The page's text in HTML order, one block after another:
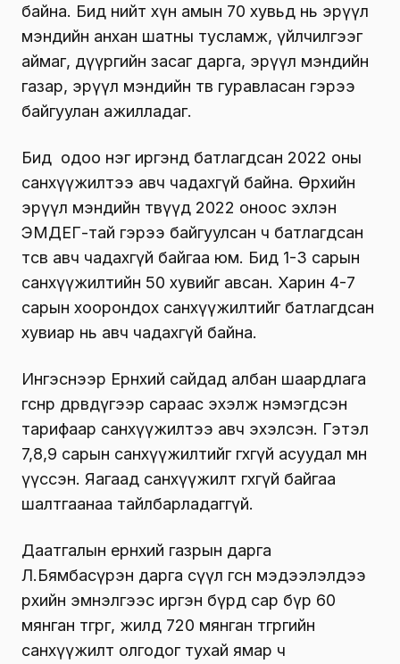
байна. Бид нийт хүн амын 70 хувьд нь эрүүл
мэндийн анхан шатны тусламж, үйлчилгээг
аймаг, дүүргийн засаг дарга, эрүүл мэндийн
газар, эрүүл мэндийн төв гуравласан гэрээ
байгуулан ажилладаг.
Бид одоо нэг иргэнд батлагдсан 2022 оны
санхүүжилтээ авч чадахгүй байна. Өрхийн
эрүүл мэндийн төвүүд 2022 оноос эхлэн
ЭМДЕГ-тай гэрээ байгуулсан ч батлагдсан
төсвөө авч чадахгүй байгаа юм. Бид 1-3 сарын
санхүүжилтийн 50 хувийг авсан. Харин 4-7
сарын хоорондох санхүүжилтийг батлагдсан
хувиар нь авч чадахгүй байна.
Ингэснээр Ерөнхий сайдад албан шаардлага
өгснөөр дөрөвдүгээр сараас эхэлж нэмэгдсэн
тарифаар санхүүжилтээ авч эхэлсэн. Гэтэл
7,8,9 сарын санхүүжилтийг өгөхгүй асуудал мөн
үүссэн. Яагаад санхүүжилт өгөхгүй байгаа
шалтгаанаа тайлбарладаггүй.
Даатгалын ерөнхий газрын дарга
Л.Бямбасүрэн дарга сүүл өгсөн мэдээлэлдээ
өрхийн эмнэлгээс иргэн бүрд сар бүр 60
мянган төгрөг, жилд 720 мянган төгрөгийн
санхүүжилт олгодог тухай ямар ч